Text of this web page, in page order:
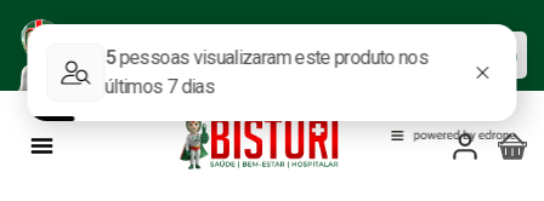
ofertas.
Baixar agora